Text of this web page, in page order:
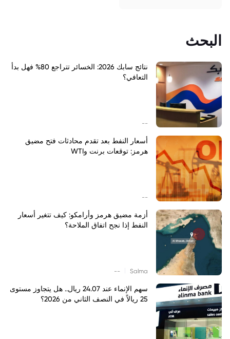
البحث
نتائج سابك 2026: الخسائر تتراجع 80% فهل بدأ
التعافي؟
--
أسعار النفط بعد تقدم محادثات فتح مضيق
هرمز: توقعات برنت وWTI
--
أزمة مضيق هرمز وأرامكو: كيف تتغير أسعار
النفط إذا نجح اتفاق الملاحة؟
Salma
--
سهم الإنماء عند 24.07 ريال.. هل يتجاوز مستوى
25 ريالاً في النصف الثاني من 2026؟